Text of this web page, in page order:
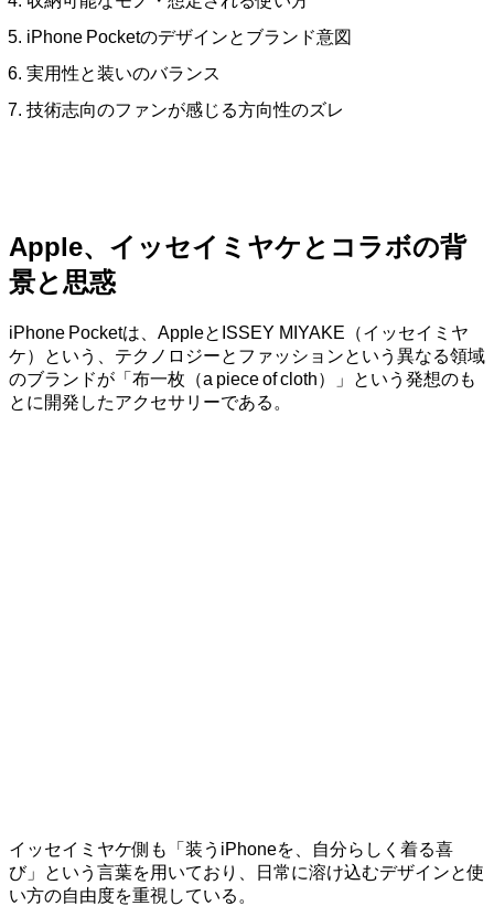
iPhone Pocketのデザインとブランド意図
実用性と装いのバランス
技術志向のファンが感じる方向性のズレ
Apple、イッセイミヤケとコラボの背
景と思惑
iPhone Pocketは、AppleとISSEY MIYAKE（イッセイミヤ
ケ）という、テクノロジーとファッションという異なる領域
のブランドが「布一枚（a piece of cloth）」という発想のも
とに開発したアクセサリーである。
イッセイミヤケ側も「装うiPhoneを、自分らしく着る喜
び」という言葉を用いており、日常に溶け込むデザインと使
い方の自由度を重視している。